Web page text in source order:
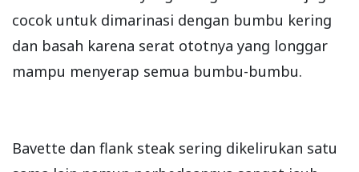
cocok untuk dimarinasi dengan bumbu kering
dan basah karena serat ototnya yang longgar
mampu menyerap semua bumbu-bumbu.
Bavette dan flank steak sering dikelirukan satu